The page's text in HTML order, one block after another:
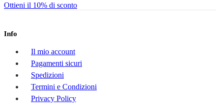
Ottieni il 10% di sconto
Info
Il mio account
Pagamenti sicuri
Spedizioni
Termini e Condizioni
Privacy Policy